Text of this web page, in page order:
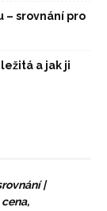
– srovnání pro
a jak ji
|